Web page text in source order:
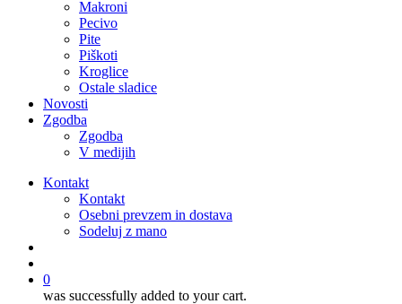
Makroni
Pecivo
Pite
Piškoti
Kroglice
Ostale sladice
Novosti
Zgodba
Zgodba
V medijih
Kontakt
Kontakt
Osebni prevzem in dostava
Sodeluj z mano
0
was successfully added to your cart.